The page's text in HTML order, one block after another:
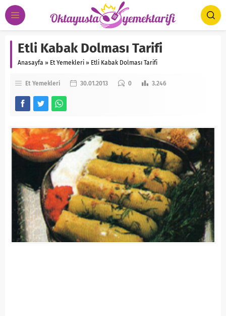
Etli Kabak Dolması Tarifi
Anasayfa » Et Yemekleri » Etli Kabak Dolması Tarifi
Et Yemekleri 30.01.2013 0 3.246